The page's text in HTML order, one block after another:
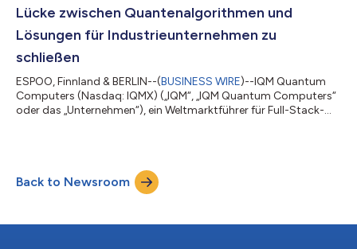
Lücke zwischen Quantenalgorithmen und
Lösungen für Industrieunternehmen zu
schließen
ESPOO, Finnland & BERLIN--(BUSINESS WIRE)--IQM Quantum
Computers (Nasdaq: IQMX) („IQM“, „IQM Quantum Computers“
oder das „Unternehmen“), ein Weltmarktführer für Full-Stack-
Workflow-Plattform für die Automobil-, Luft- und Raumfahrt-,
Chemie-, Werkstoff- und Pharmaindustrie. Die erworbenen
Vermögenswerte umfassen proprietäre Softwareanwe...
Back to Newsroom